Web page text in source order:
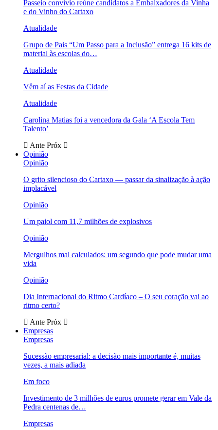
Passeio convívio reúne candidatos a Embaixadores da Vinha
e do Vinho do Cartaxo
Atualidade
Grupo de Pais “Um Passo para a Inclusão” entrega 16 kits de
material às escolas do…
Atualidade
Vêm aí as Festas da Cidade
Atualidade
Carolina Matias foi a vencedora da Gala ‘A Escola Tem
Talento’
Ante Próx
Opinião
Opinião
O grito silencioso do Cartaxo — passar da sinalização à ação
implacável
Opinião
Um paiol com 11,7 milhões de explosivos
Opinião
Mergulhos mal calculados: um segundo que pode mudar uma
vida
Opinião
Dia Internacional do Ritmo Cardíaco – O seu coração vai ao
ritmo certo?
Ante Próx
Empresas
Empresas
Sucessão empresarial: a decisão mais importante é, muitas
vezes, a mais adiada
Em foco
Investimento de 3 milhões de euros promete gerar em Vale da
Pedra centenas de…
Empresas